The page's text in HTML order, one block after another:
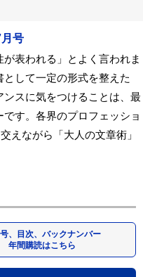
号
が表われる」とよく言われま
して一定の形式を整えた
ンスに気をつけることは、最
す。各界のプロフェッショ
えながら「大人の文章術」
、目次、バックナンバー
年間購読はこちら